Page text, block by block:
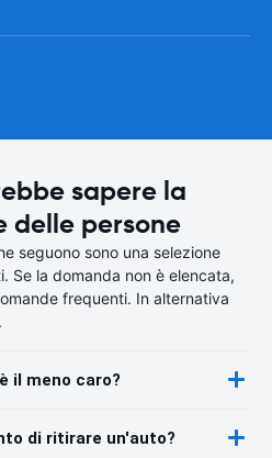
sapere la
delle persone
seguono sono una selezione
Se la domanda non è elencata,
frequenti. In alternativa
il meno caro?
di ritirare un'auto?